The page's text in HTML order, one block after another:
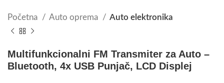
Početna Auto oprema Auto elektronika
Multifunkcionalni FM Transmiter za Auto –
Bluetooth, 4x USB Punjač, LCD Displej